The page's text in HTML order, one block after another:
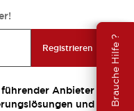
Brauche Hilfe ?
Registrieren
Anbieter
und